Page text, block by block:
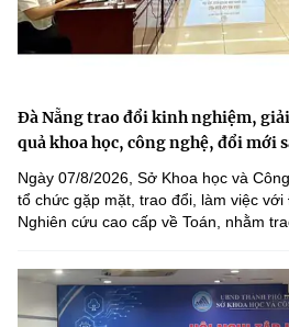
Đà Nẵng trao đổi kinh nghiệm,
quả khoa học, công nghệ, đổi mới
Ngày 07/8/2026, Sở Khoa học và
tổ chức gặp mặt, trao đổi, làm việc
Nghiên cứu cao cấp về Toán, nhằm